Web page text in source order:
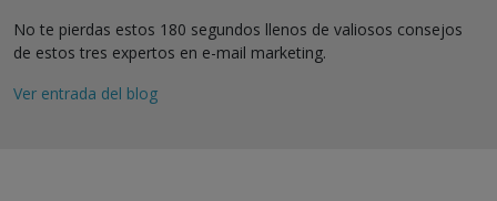
No te pierdas estos 180 segundos llenos de valiosos consejos
de estos tres expertos en e-mail marketing.
Ver entrada del blog